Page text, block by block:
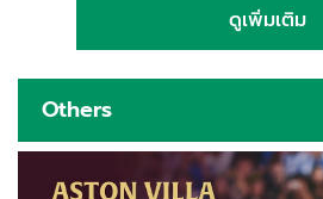
ดูเพิ่มเติม
Others